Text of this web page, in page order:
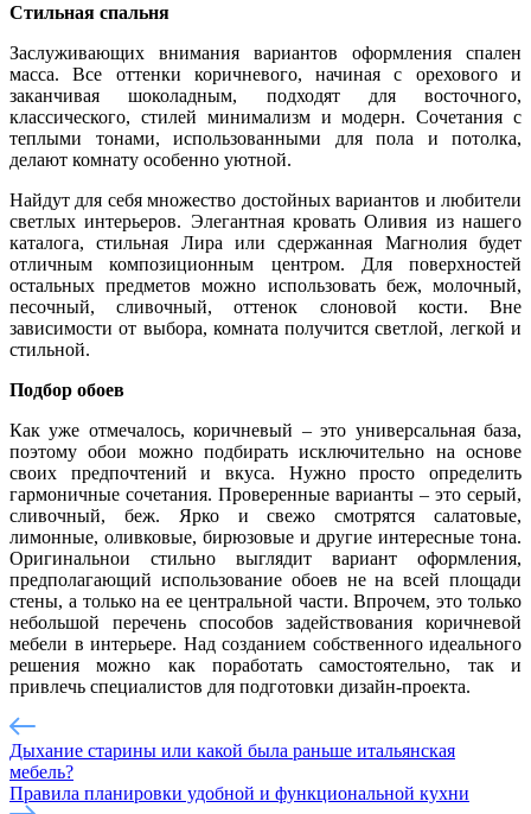
Стильная спальня
Заслуживающих внимания вариантов оформления спален
масса. Все оттенки коричневого, начиная с орехового и
заканчивая шоколадным, подходят для восточного,
классического, стилей минимализм и модерн. Сочетания с
теплыми тонами, использованными для пола и потолка,
делают комнату особенно уютной.
Найдут для себя множество достойных вариантов и любители
светлых интерьеров. Элегантная кровать Оливия из нашего
каталога,стильная Лира или сдержанная Магнолия будет
отличным композиционным центром. Для поверхностей
остальных предметов можно использовать беж, молочный,
песочный, сливочный, оттенок слоновой кости. Вне
зависимости от выбора, комната получится светлой, легкой и
стильной.
Подбор обоев
Как уже отмечалось, коричневый – это универсальная база,
поэтому обои можно подбирать исключительно на основе
своих предпочтений и вкуса. Нужно просто определить
гармоничные сочетания. Проверенные варианты – это серый,
сливочный, беж. Яркои свежо смотрятся салатовые,
лимонные, оливковые, бирюзовые и другие интересные тона.
Оригинальнои стильно выглядит вариант оформления,
предполагающий использование обоев не на всей площади
стены, а только на ее центральной части. Впрочем, это только
небольшой перечень способов задействования коричневой
мебели в интерьере. Над созданием собственного идеального
решения можно как поработать самостоятельно, так и
привлечь специалистов для подготовки дизайн-проекта.
Дыхание старины или какой была раньше итальянская
мебель?
Правила планировки удобной и функциональной кухни